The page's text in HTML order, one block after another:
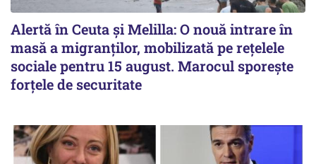
Alertă în Ceuta și Melilla: O nouă intrare în
masă a migranților, mobilizată pe rețelele
sociale pentru 15 august. Marocul sporește
forțele de securitate